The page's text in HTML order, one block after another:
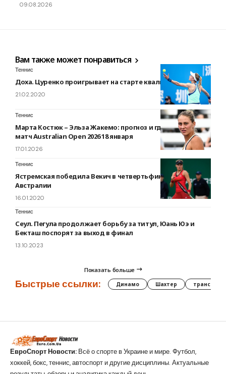
09.08.2026
Вам также может понравиться
Теннис
Доха. Цуренко проигрывает на старте квалификации
21.02.2020
Теннис
Марта Костюк – Эльза Жакемо: прогноз и где смотреть
матч Australian Open 2026 18 января
17.01.2026
Теннис
Ястремская победила Векич в четвертьфинале турнира в
Австралии
16.01.2020
Теннис
Сеул. Пегула продолжает борьбу за титул, Юань Юэ и
Бекташ поспорят за выход в финал
13.10.2023
Показать больше
Быстрые ссылки: Динамо Шахтер трансферы
ЕвроСпорт Новости: Всё о спорте в Украине и мире. Футбол,
хоккей, бокс, теннис, автоспорт и другие дисциплины. Актуальные